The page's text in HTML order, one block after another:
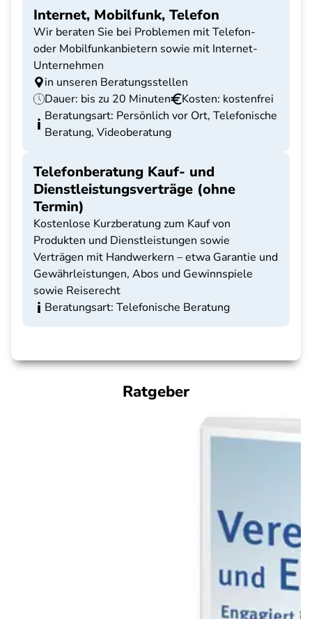
Internet, Mobilfunk, Telefon
Wir beraten Sie bei Problemen mit Telefon-
oder Mobilfunkanbietern sowie mit Internet-
Unternehmen
in unseren Beratungsstellen
Dauer: bis zu 20 Minuten
Kosten: kostenfrei
Beratungsart: Persönlich vor Ort, Telefonische
Beratung, Videoberatung
Telefonberatung Kauf- und
Dienstleistungsverträge (ohne
Termin)
Kostenlose Kurzberatung zum Kauf von
Produkten und Dienstleistungen sowie
Verträgen mit Handwerkern – etwa Garantie und
Gewährleistungen, Abos und Gewinnspiele
sowie Reiserecht
Beratungsart: Telefonische Beratung
Ratgeber